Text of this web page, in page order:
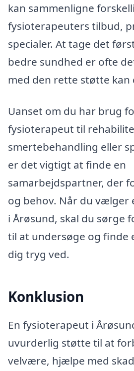
kan sammenligne
fysioterapeuters tilbud,
specialer. At tage det
bedre sundhed er ofte
med den rette støtte kan
Uanset om du har brug
fysioterapeut til
smertebehandling eller
er det vigtigt at finde en
samarbejdspartner, der
og behov. Når du vælger
i Årøsund, skal du sørge
til at undersøge og finde
dig tryg ved.
Konklusion
En fysioterapeut i
uvurderlig støtte til at
velvære, hjælpe med